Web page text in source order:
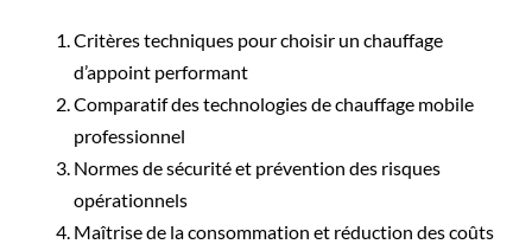
Critères techniques pour choisir un chauffage
d’appoint performant
Comparatif des technologies de chauffage mobile
professionnel
Normes de sécurité et prévention des risques
opérationnels
Maîtrise de la consommation et réduction des coûts